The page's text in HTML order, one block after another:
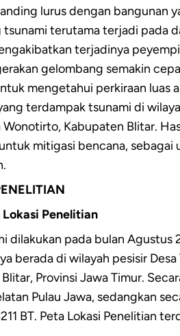
lurus dengan bangunan
terutama terjadi pada
terjadinya
gelombang semakin
mengetahui perkiraan luas
terdampak tsunami di
Wonotirto, Kabupaten Blitar.
mitigasi bencana, sebagai
Penelitian
dilakukan pada bulan
berada di wilayah pesisir
Provinsi Jawa Timur.
Pulau Jawa, sedangkan
BT. Peta Lokasi Penelitian